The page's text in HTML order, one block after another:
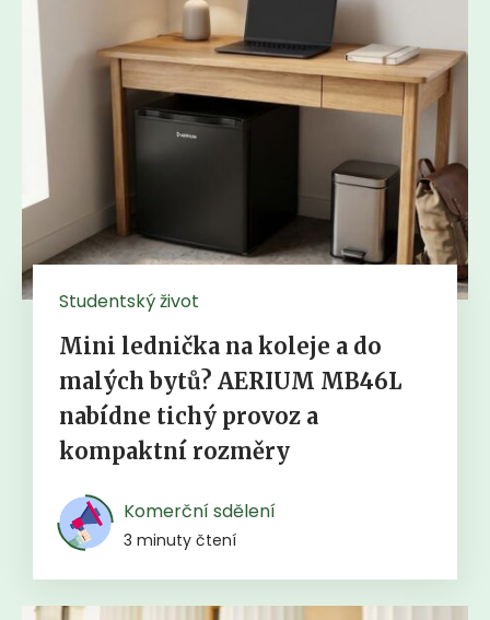
Studentský život
Mini lednička na koleje a do
malých bytů? AERIUM MB46L
nabídne tichý provoz a
kompaktní rozměry
Komerční sdělení
3 minuty čtení